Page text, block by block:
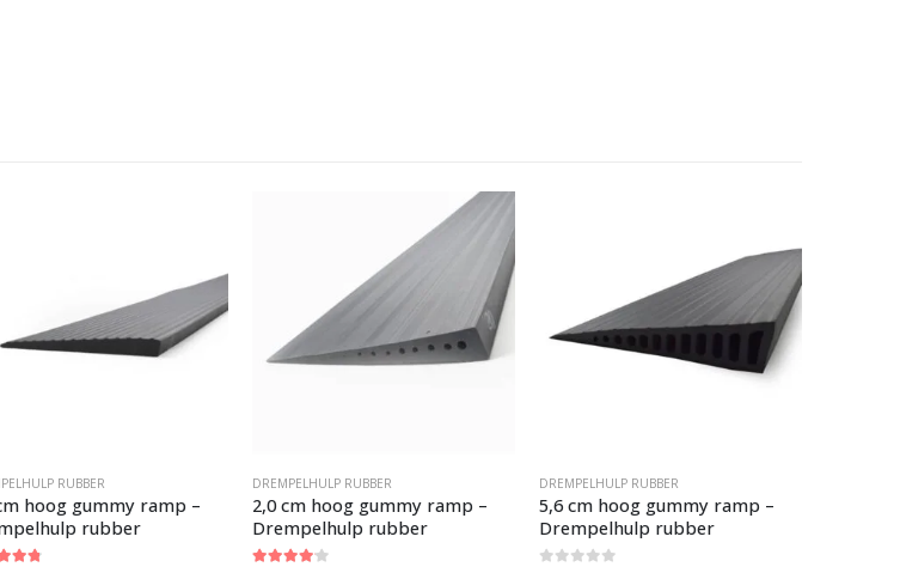
RUBBER
hoog gummy ramp –
rubber
DREMPELHULP RUBBER
2,0 cm hoog gummy ramp –
Drempelhulp rubber
DREMPELHULP RUBBER
5,6 cm hoog gummy ramp –
Drempelhulp rubber